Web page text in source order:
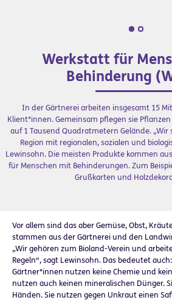
Werkstatt für
Behinderung
In der Gärtnerei arbeiten insgesamt 15
Klient*innen. Gemeinsam pflegen sie
auf 1 Tausend Quadratmetern Gelände.
Region mit regionalen, sozialen und
Lewinsohn. Die meisten Produkte kommen
für Menschen mit Behinderungen. Zum
Grußkarten und
Vor allem sind das aber Gemüse, Obst,
stammen aus der Gärtnerei und den
„Wir gehören zum Bioland-Verein und
Regeln“, sagt Lewinsohn. Das bedeutet
Gärtner*innen nutzen keine Chemie und
nutzen auch keinen mineralischen Dünger.
Händen. Sie nutzen gegen Unkraut einen